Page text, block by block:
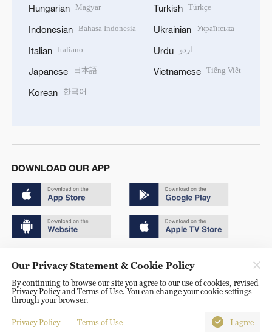
Hungarian Magyar
Indonesian Bahasa Indonesia
Italian Italiano
Japanese 日本語
Korean 한국어
Turkish Türkçe
Ukrainian Українська
Urdu اردو
Vietnamese Tiếng Việt
DOWNLOAD OUR APP
京ICP备20000184号
京公网安备 11010502050052号
Disinformation report hotline: 010-85061466
Our Privacy Statement & Cookie Policy
By continuing to browse our site you agree to our use of cookies, revised
Privacy Policy and Terms of Use. You can change your cookie settings
through your browser.
Privacy Policy Terms of Use I agree